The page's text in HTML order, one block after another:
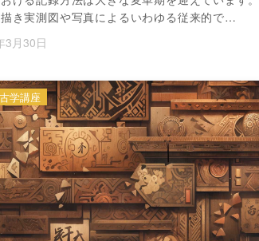
き実測図や写真によるいわゆる従来的で…
3月30日
学講座